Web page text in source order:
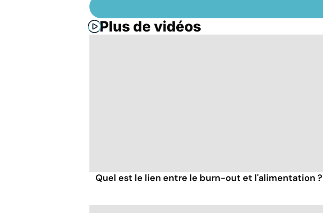
Plus de vidéos
Quel est le lien entre le burn-out et l'alimentation ?